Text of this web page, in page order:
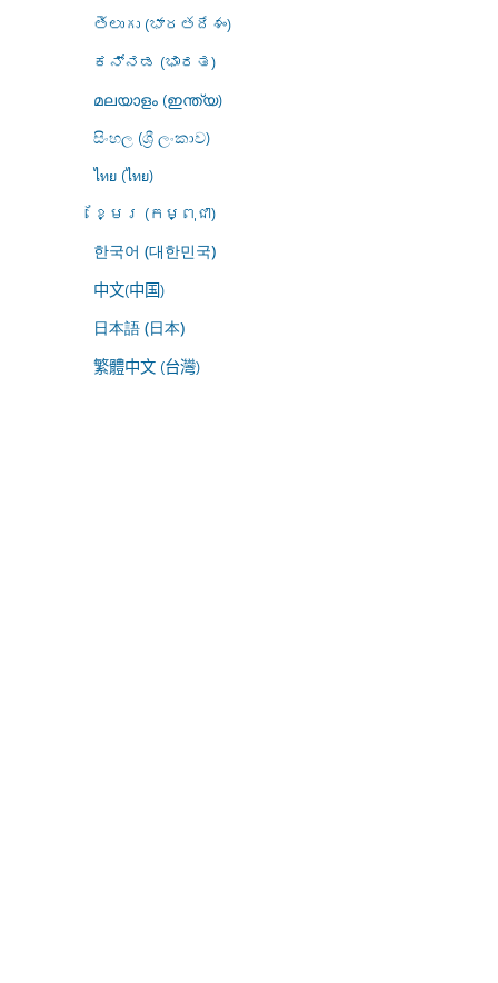
తెలుగు (భారతదేశం)
ಕನ್ನಡ (ಭಾರತ)
മലയാളം (ഇന്ത്യ)
සිංහල (ශ්‍රී ලංකාව)
ไทย (ไทย)
ខ្មែរ (កម្ពុជា)
한국어 (대한민국)
中文(中国)
日本語 (日本)
繁體中文 (台灣)